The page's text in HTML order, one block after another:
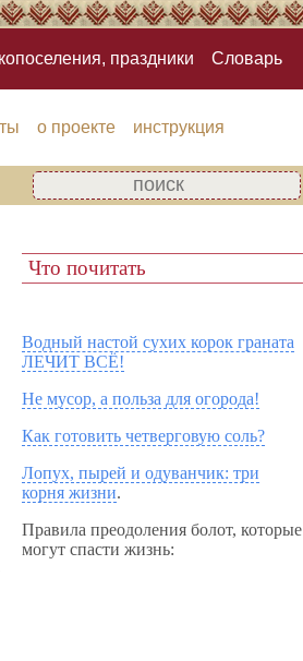
праздники Словарь
о проекте инструкция
Что почитать
Водный настой сухих корок граната
ЛЕЧИТ ВСЁ!
Не мусор, а польза для огорода!
Как готовить четверговую соль?
Лопух, пырей и одуванчик: три
корня жизни.
Правила преодоления болот, которые
могут спасти жизнь: